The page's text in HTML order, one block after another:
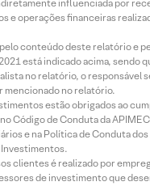
influenciada por
e operações financeiras
conteúdo deste relatório e
está indicado acima, sendo
no relatório, o responsável
mencionado no relatório.
estão obrigados ao
Código de Conduta da
e na Política de Conduta
Investimentos.
clientes é realizado por
de investimento que